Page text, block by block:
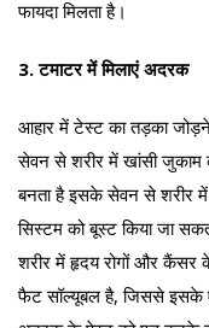
फायदा मिलता है।
3. टमाटर में मिलाएं अदरक
आहार में टेस्ट का तड़का
सेवन से शरीर में खांसी जुकाम
बनता है इसके सेवन से शरीर में
सिस्टम को बूस्ट किया जा
शरीर में हृदय रोगों और कैंसर
फैट सॉल्यूबल है, जिससे इसके